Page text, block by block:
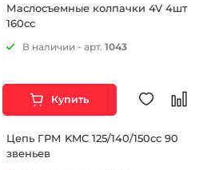
Маслосъемные колпачки 4V 4шт
160сс
В наличии - арт.1043
Купить
Цепь ГРМ KMC 125/140/150cc 90
звеньев